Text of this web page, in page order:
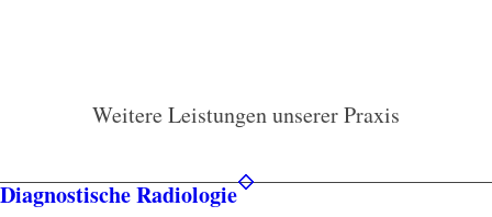
Weitere Leistungen unserer Praxis
Diagnostische Radiologie